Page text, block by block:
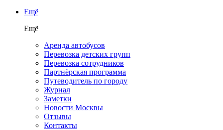
Ещё
Ещё
Аренда автобусов
Перевозка детских групп
Перевозка сотрудников
Партнёрская программа
Путеводитель по городу
Журнал
Заметки
Новости Москвы
Отзывы
Контакты